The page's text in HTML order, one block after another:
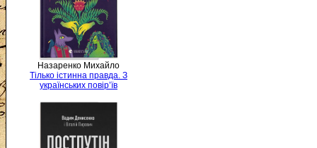
Назаренко Михайло
Тілько істинна правда. З
українських повір’їв